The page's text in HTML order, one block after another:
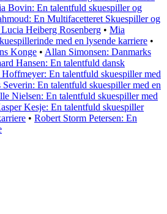
Bovin: En talentfuld skuespiller og
En Multifacetteret Skuespiller og
Heiberg Rosenberg • Mia
med en lysende karriere •
Konge • Allan Simonsen: Danmarks
Hansen: En talentfuld dansk
En talentfuld skuespiller med
Severin: En talentfuld skuespiller med en
Nielsen: En talentfuld skuespiller med
Kesje: En talentfuld skuespiller
• Robert Storm Petersen: En